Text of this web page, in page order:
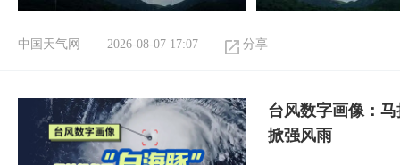
中国天气网 2026-08-07 17:07 分享
台风数字画像：
掀强风雨